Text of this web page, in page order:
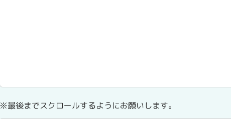
※最後までスクロールするようにお願いします。